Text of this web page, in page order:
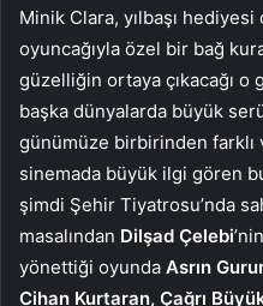
Minik Clara, yılbaşı hediyesi
oyuncağıyla özel bir bağ
güzelliğin ortaya çıkacağı o
başka dünyalarda büyük
günümüze birbirinden farklı
sinemada büyük ilgi gören
şimdi Şehir Tiyatrosu’nda
masalından Dilşad Çelebi
yönettiği oyunda Asrın
Cihan Kurtaran, Çağrı